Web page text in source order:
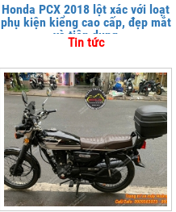
Honda PCX 2018 lột xác với loạt
phụ kiện kiểng cao cấp, đẹp mắt
và tiện dụng
Tin tức